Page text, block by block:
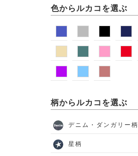
色からルカコを選ぶ
柄からルカコを選ぶ
デニム・ダンガリー柄
星柄